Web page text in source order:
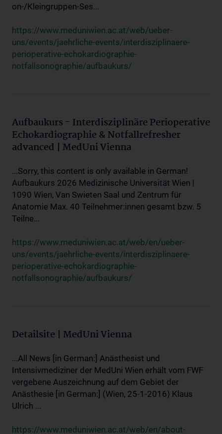
on-/Kleingruppen-Ses...
https://www.meduniwien.ac.at/web/ueber-
uns/events/jaehrliche-events/interdisziplinaere-
perioperative-echokardiographie-
notfallsonographie/aufbaukurs/
Aufbaukurs - Interdisziplinäre Perioperative
Echokardiographie & Notfallrefresher
advanced | MedUni Vienna
...Sorry, this content is only available in German!
Aufbaukurs 2026 Medizinische Universität Wien |
1090 Wien, Van Swieten Saal und Zentrum für
Anatomie Max. 40 Teilnehmer:innen gesamt bzw. 5
Teilne...
https://www.meduniwien.ac.at/web/en/ueber-
uns/events/jaehrliche-events/interdisziplinaere-
perioperative-echokardiographie-
notfallsonographie/aufbaukurs/
Detailsite | MedUni Vienna
...All News [in German:] Anästhesist und
Intensivmediziner der MedUni Wien erhält vom FWF
vergebene Auszeichnung auf dem Gebiet der
Anästhesie [in German:] (Wien, 25-1-2016) Klaus
Ulrich ...
https://www.meduniwien.ac.at/web/en/about-